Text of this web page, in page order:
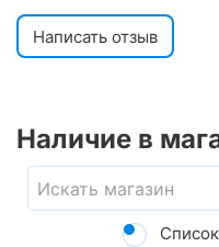
Написать отзыв
Наличие в
Список